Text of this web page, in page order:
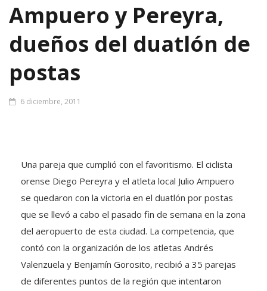
Ampuero y Pereyra,
dueños del duatlón de
postas
6 diciembre, 2011
Una pareja que cumplió con el favoritismo. El ciclista
orense Diego Pereyra y el atleta local Julio Ampuero
se quedaron con la victoria en el duatlón por postas
que se llevó a cabo el pasado fin de semana en la zona
del aeropuerto de esta ciudad. La competencia, que
contó con la organización de los atletas Andrés
Valenzuela y Benjamín Gorosito, recibió a 35 parejas
de diferentes puntos de la región que intentaron